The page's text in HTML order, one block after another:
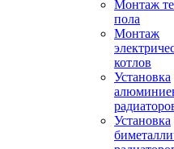
Монтаж
пола
Монтаж
котлов
Установка
Установка